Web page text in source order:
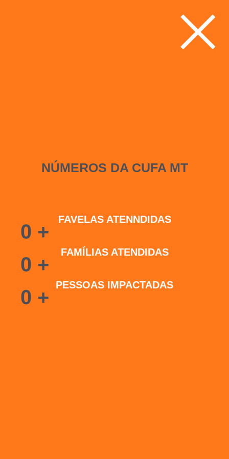
NÚMEROS DA CUFA MT
FAVELAS ATENNDIDAS
0 +
FAMÍLIAS ATENDIDAS
0 +
PESSOAS IMPACTADAS
0 +